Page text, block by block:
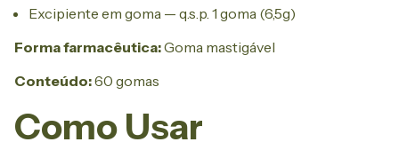
Excipiente em goma — q.s.p. 1 goma (6,5g)
Forma farmacêutica:Goma mastigável
Conteúdo:60 gomas
Como Usar